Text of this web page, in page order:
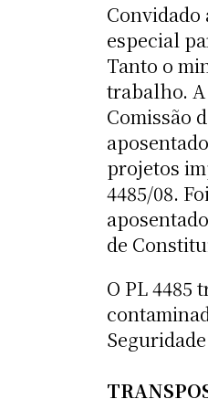
especial
Tanto o
trabalho.
Comissão
projetos
4485/08.
de
O PL 4485